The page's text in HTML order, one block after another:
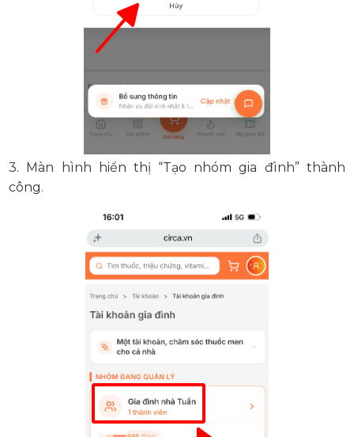
3. Màn hình hiển thị “Tạo nhóm gia đình” thành
công.